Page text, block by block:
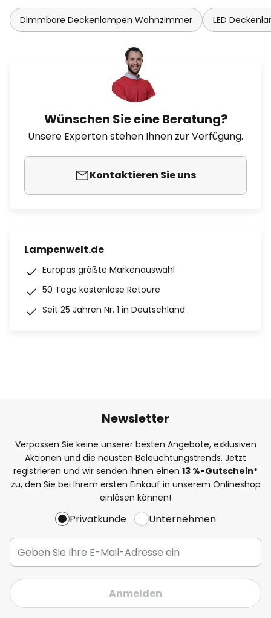
Dimmbare Deckenlampen Wohnzimmer LED
Wünschen Sie eine Beratung?
Unsere Experten stehen Ihnen zur Verfügung.
Kontaktieren Sie uns
Lampenwelt.de
Europas größte Markenauswahl
50 Tage kostenlose Retoure
Seit 25 Jahren Nr. 1 in Deutschland
Newsletter
Verpassen Sie keine unserer besten Angebote, exklusiven
Aktionen und die neusten Beleuchtungstrends. Jetzt
registrieren und wir senden Ihnen einen 13 %-Gutschein*
zu, den Sie bei Ihrem ersten Einkauf in unserem Onlineshop
einlösen können!
Privatkunde Unternehmen
Anmelden